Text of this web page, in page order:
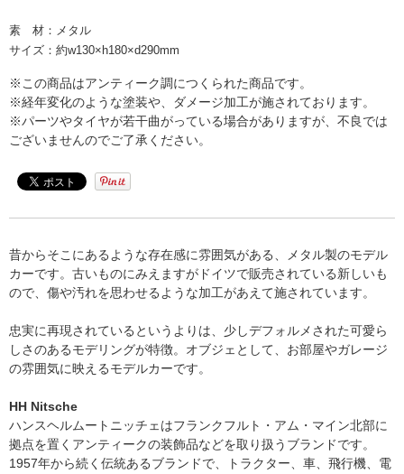
素 材： メタル
サイズ： 約w130×h180×d290mm
※この商品はアンティーク調につくられた商品です。
※経年変化のような塗装や、ダメージ加工が施されております。
※パーツやタイヤが若干曲がっている場合がありますが、不良では
ございませんのでご了承ください。
昔からそこにあるような存在感に雰囲気がある、メタル製のモデル
カーです。古いものにみえますがドイツで販売されている新しいも
ので、傷や汚れを思わせるような加工があえて施されています。
忠実に再現されているというよりは、少しデフォルメされた可愛ら
しさのあるモデリングが特徴。オブジェとして、お部屋やガレージ
の雰囲気に映えるモデルカーです。
HH Nitsche
ハンスヘルムートニッチェはフランクフルト・アム・マイン北部に
拠点を置くアンティークの装飾品などを取り扱うブランドです。
1957年から続く伝統あるブランドで、トラクター、車、飛行機、電